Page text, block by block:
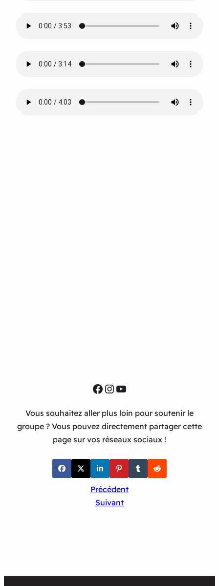
Facebook
Instagram
YouTube
Vous souhaitez aller plus loin pour soutenir le
groupe ? Vous pouvez directement partager cette
page sur vos réseaux sociaux !
Précédent
Suivant